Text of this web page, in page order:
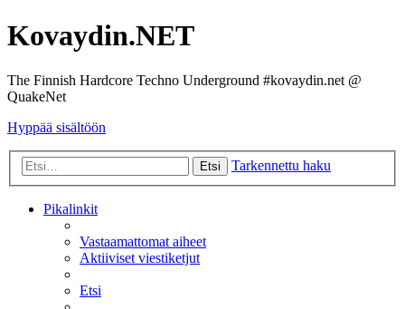
Kovaydin.NET
The Finnish Hardcore Techno Underground #kovaydin.net @
QuakeNet
Hyppää sisältöön
Etsi Tarkennettu haku
Pikalinkit
Vastaamattomat aiheet
Aktiiviset viestiketjut
Etsi